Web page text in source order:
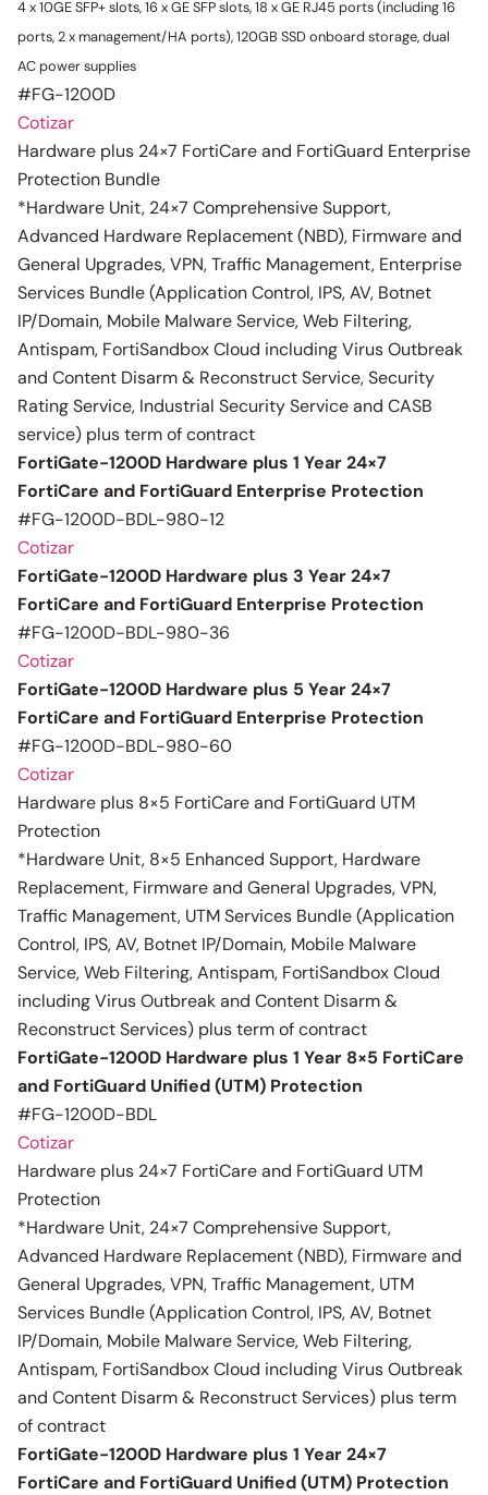
4 x 10GE SFP+ slots, 16 x GE SFP slots, 18 x GE RJ45 ports (including 16
ports, 2 x management/HA ports), 120GB SSD onboard storage, dual
AC power supplies
#FG-1200D
Cotizar
Hardware plus 24×7 FortiCare and FortiGuard Enterprise
Protection Bundle
*Hardware Unit, 24×7 Comprehensive Support,
Advanced Hardware Replacement (NBD), Firmware and
General Upgrades, VPN, Traffic Management, Enterprise
Services Bundle (Application Control, IPS, AV, Botnet
IP/Domain, Mobile Malware Service, Web Filtering,
Antispam, FortiSandbox Cloud including Virus Outbreak
and Content Disarm & Reconstruct Service, Security
Rating Service, Industrial Security Service and CASB
service) plus term of contract
FortiGate-1200D Hardware plus 1 Year 24×7
FortiCare and FortiGuard Enterprise Protection
#FG-1200D-BDL-980-12
Cotizar
FortiGate-1200D Hardware plus 3 Year 24×7
FortiCare and FortiGuard Enterprise Protection
#FG-1200D-BDL-980-36
Cotizar
FortiGate-1200D Hardware plus 5 Year 24×7
FortiCare and FortiGuard Enterprise Protection
#FG-1200D-BDL-980-60
Cotizar
Hardware plus 8×5 FortiCare and FortiGuard UTM
Protection
*Hardware Unit, 8×5 Enhanced Support, Hardware
Replacement, Firmware and General Upgrades, VPN,
Traffic Management, UTM Services Bundle (Application
Control, IPS, AV, Botnet IP/Domain, Mobile Malware
Service, Web Filtering, Antispam, FortiSandbox Cloud
including Virus Outbreak and Content Disarm &
Reconstruct Services) plus term of contract
FortiGate-1200D Hardware plus 1 Year 8×5 FortiCare
and FortiGuard Unified (UTM) Protection
#FG-1200D-BDL
Cotizar
Hardware plus 24×7 FortiCare and FortiGuard UTM
Protection
*Hardware Unit, 24×7 Comprehensive Support,
Advanced Hardware Replacement (NBD), Firmware and
General Upgrades, VPN, Traffic Management, UTM
Services Bundle (Application Control, IPS, AV, Botnet
IP/Domain, Mobile Malware Service, Web Filtering,
Antispam, FortiSandbox Cloud including Virus Outbreak
and Content Disarm & Reconstruct Services) plus term
of contract
FortiGate-1200D Hardware plus 1 Year 24×7
FortiCare and FortiGuard Unified (UTM) Protection